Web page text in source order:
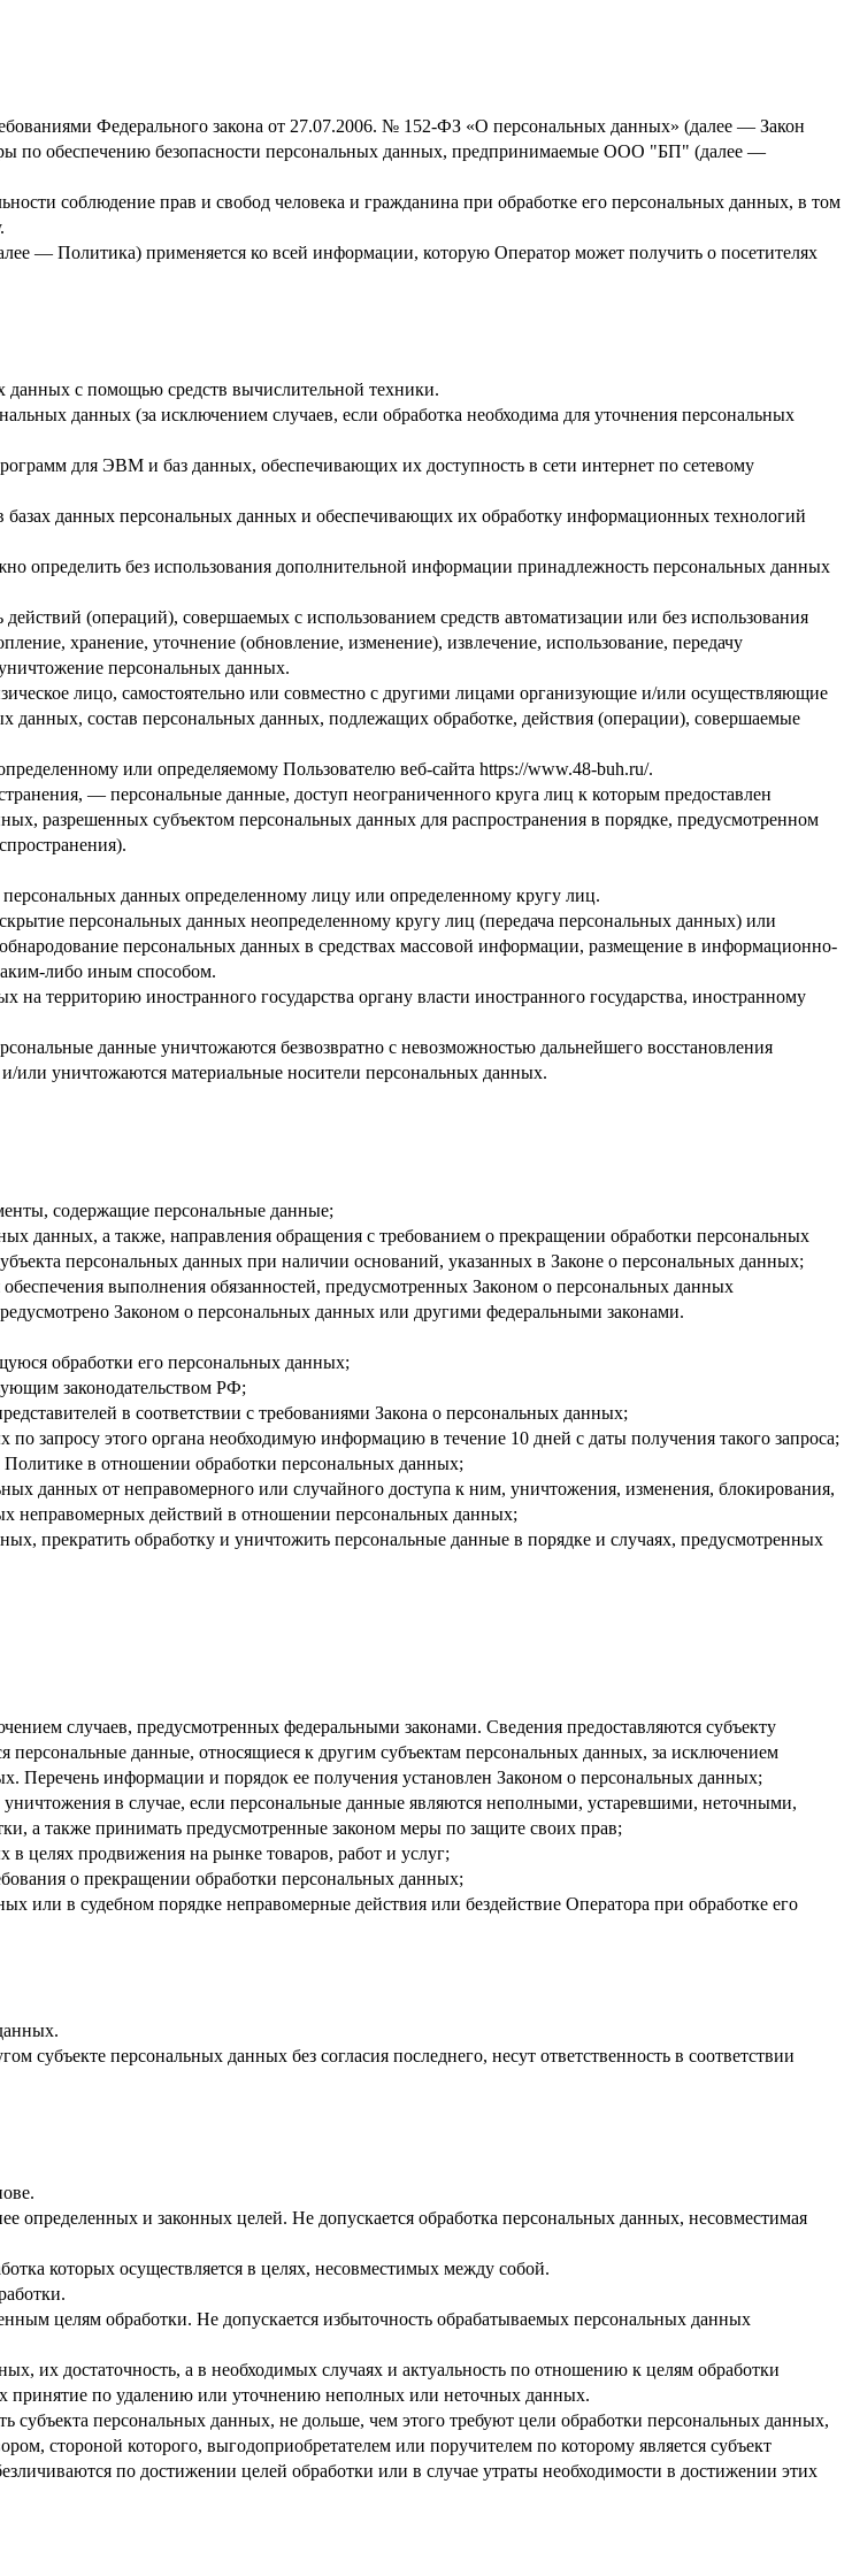
Федерального закона от 27.07.2006. № 152-ФЗ «О персональных данных» (далее — Закон
по обеспечению безопасности персональных данных, предпринимаемые ООО "БП" (далее —
соблюдение прав и свобод человека и гражданина при обработке его персональных данных, в том
— Политика) применяется ко всей информации, которую Оператор может получить о посетителях
данных с помощью средств вычислительной техники.
данных (за исключением случаев, если обработка необходима для уточнения персональных
для ЭВМ и баз данных, обеспечивающих их доступность в сети интернет по сетевому
данных персональных данных и обеспечивающих их обработку информационных технологий
определить без использования дополнительной информации принадлежность персональных данных
(операций), совершаемых с использованием средств автоматизации или без использования
хранение, уточнение (обновление, изменение), извлечение, использование, передачу
персональных данных.
лицо, самостоятельно или совместно с другими лицами организующие и/или осуществляющие
состав персональных данных, подлежащих обработке, действия (операции), совершаемые
или определяемому Пользователю веб-сайта https://www.48-buh.ru/.
— персональные данные, доступ неограниченного круга лиц к которым предоставлен
разрешенных субъектом персональных данных для распространения в порядке, предусмотренном
данных определенному лицу или определенному кругу лиц.
персональных данных неопределенному кругу лиц (передача персональных данных) или
персональных данных в средствах массовой информации, размещение в информационно-
либо иным способом.
территорию иностранного государства органу власти иностранного государства, иностранному
данные уничтожаются безвозвратно с невозможностью дальнейшего восстановления
уничтожаются материальные носители персональных данных.
содержащие персональные данные;
данных, а также, направления обращения с требованием о прекращении обработки персональных
персональных данных при наличии оснований, указанных в Законе о персональных данных;
выполнения обязанностей, предусмотренных Законом о персональных данных
Законом о персональных данных или другими федеральными законами.
обработки его персональных данных;
законодательством РФ;
в соответствии с требованиями Закона о персональных данных;
запросу этого органа необходимую информацию в течение 10 дней с даты получения такого запроса;
в отношении обработки персональных данных;
данных от неправомерного или случайного доступа к ним, уничтожения, изменения, блокирования,
неправомерных действий в отношении персональных данных;
прекратить обработку и уничтожить персональные данные в порядке и случаях, предусмотренных
случаев, предусмотренных федеральными законами. Сведения предоставляются субъекту
данные, относящиеся к другим субъектам персональных данных, за исключением
Перечень информации и порядок ее получения установлен Законом о персональных данных;
в случае, если персональные данные являются неполными, устаревшими, неточными,
а также принимать предусмотренные законом меры по защите своих прав;
в целях продвижения на рынке товаров, работ и услуг;
о прекращении обработки персональных данных;
в судебном порядке неправомерные действия или бездействие Оператора при обработке его
субъекте персональных данных без согласия последнего, несут ответственность в соответствии
определенных и законных целей. Не допускается обработка персональных данных, несовместимая
которых осуществляется в целях, несовместимых между собой.
целям обработки. Не допускается избыточность обрабатываемых персональных данных
их достаточность, а в необходимых случаях и актуальность по отношению к целям обработки
принятие по удалению или уточнению неполных или неточных данных.
персональных данных, не дольше, чем этого требуют цели обработки персональных данных,
стороной которого, выгодоприобретателем или поручителем по которому является субъект
по достижении целей обработки или в случае утраты необходимости в достижении этих